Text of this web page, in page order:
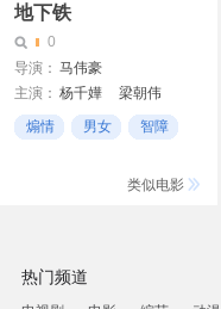
地下铁
0
导演： 马伟豪
主演： 杨千嬅
梁朝伟
张震
董洁 桂纶镁
煽情 男女 智障
类似电影
热门频道